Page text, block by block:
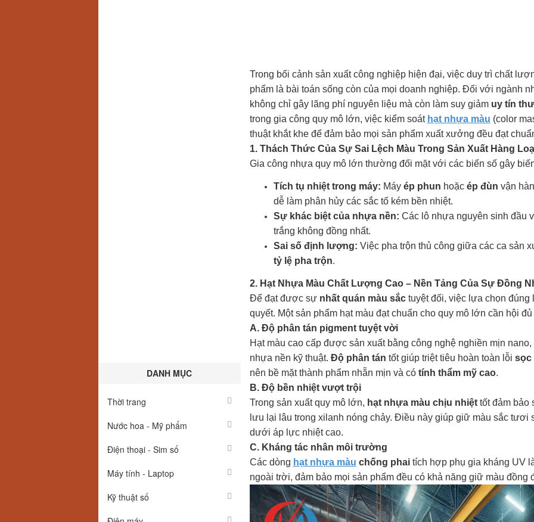
DANH MỤC
Thời trang
Nước hoa - Mỹ phẩm
Điện thoại - Sim số
Máy tính - Laptop
Kỹ thuật số
Trong bối cảnh sản xuất công nghiệp hiện đại, việc duy trì chất
phẩm là bài toán sống còn của mọi doanh nghiệp. Đối với ngành
không chỉ gây lãng phí nguyên liệu mà còn làm suy giảm uy tín
trong gia công quy mô lớn, việc kiểm soát hạt nhựa màu (color
thuật khắt khe để đảm bảo mọi sản phẩm xuất xưởng đều đạt
1. Thách Thức Của Sự Sai Lệch Màu Trong Sản Xuất Hàng
Gia công nhựa quy mô lớn thường đối mặt với các biến số gây
Tích tụ nhiệt trong máy: Máy ép phun hoặc ép đùn vận
dễ làm phân hủy các sắc tố kém bền nhiệt.
Sự khác biệt của nhựa nền: Các lô nhựa nguyên sinh đầu
trắng không đồng nhất.
Sai số định lượng: Việc pha trộn thủ công giữa các ca sản
tỷ lệ pha trộn.
2. Hạt Nhựa Màu Chất Lượng Cao – Nền Tảng Của Sự Đồng
Để đạt được sự nhất quán màu sắctuyệt đối, việc lựa chọn đúng
quyết. Một sản phẩm hạt màu đạt chuẩn cho quy mô lớn cần hội đủ
A. Độ phân tán pigment tuyệt vời
Hạt màu cao cấp được sản xuất bằng công nghệ nghiền mịn
nhựa nền kỹ thuật. Độ phân tán tốt giúp triệt tiêu hoàn toàn lỗi sọc
nên bề mặt thành phẩm nhẵn mịn và có tính thẩm mỹ cao.
B. Độ bền nhiệt vượt trội
Trong sản xuất quy mô lớn, hạt nhựa màu chịu nhiệttốt đảm bảo
lưu lại lâu trong xilanh nóng chảy. Điều này giúp giữ màu sắc tươi
dưới áp lực nhiệt cao.
C. Kháng tác nhân môi trường
Các dòng hạt nhựa màu chống phaitích hợp phụ gia kháng UV
ngoài trời, đảm bảo mọi sản phẩm đều có khả năng giữ màu đồng